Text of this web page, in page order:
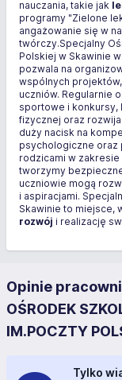
nauczania, takie jak
programy "Zielone
angażowanie się w
twórczy.Specjalny
Polskiej w Skawinie
pozwala na
wspólnych
uczniów. Regularnie
sportowe i konkursy,
fizycznej oraz
duży nacisk na
psychologiczne oraz
rodzicami w
tworzymy
uczniowie mogą
i aspiracjami.
Skawinie to miejsce,
rozwój i realizację
Opinie
OŚRODEK
IM.POCZTY
Tylko